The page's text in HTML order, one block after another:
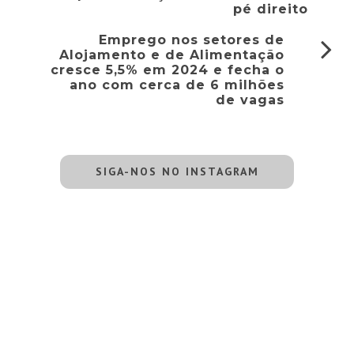
pé direito
Emprego nos setores de
Alojamento e de Alimentação
cresce 5,5% em 2024 e fecha o
ano com cerca de 6 milhões
de vagas
SIGA-NOS NO INSTAGRAM